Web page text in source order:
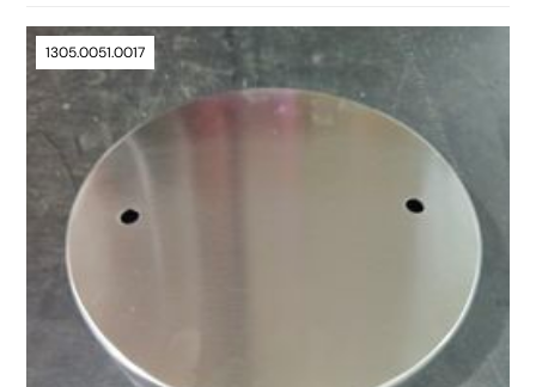
1305.0051.0017